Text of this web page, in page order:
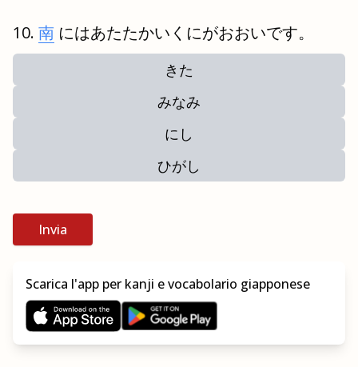
南 にはあたたかいくにがおおいです。
きた
みなみ
にし
ひがし
Invia
Scarica l'app per kanji e vocabolario giapponese